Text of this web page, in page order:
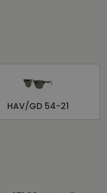
HAV/GD 54-21